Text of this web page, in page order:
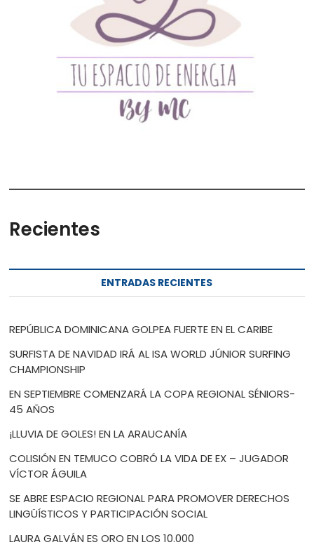
Recientes
ENTRADAS RECIENTES
REPÚBLICA DOMINICANA GOLPEA FUERTE EN EL CARIBE
SURFISTA DE NAVIDAD IRÁ AL ISA WORLD JÚNIOR SURFING
CHAMPIONSHIP
EN SEPTIEMBRE COMENZARÁ LA COPA REGIONAL SÉNIORS-
45 AÑOS
¡LLUVIA DE GOLES! EN LA ARAUCANÍA
COLISIÓN EN TEMUCO COBRÓ LA VIDA DE EX – JUGADOR
VÍCTOR ÁGUILA
SE ABRE ESPACIO REGIONAL PARA PROMOVER DERECHOS
LINGÜÍSTICOS Y PARTICIPACIÓN SOCIAL
LAURA GALVÁN ES ORO EN LOS 10.000